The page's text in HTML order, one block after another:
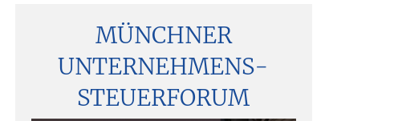
MÜNCHNER
UNTERNEHMENS­
STEUERFORUM